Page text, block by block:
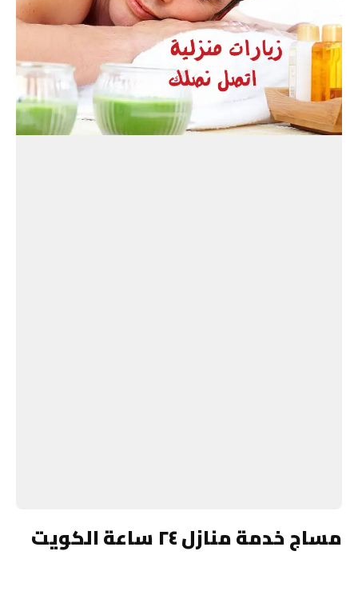
مساج خدمة منازل ٢٤ ساعة الكويت